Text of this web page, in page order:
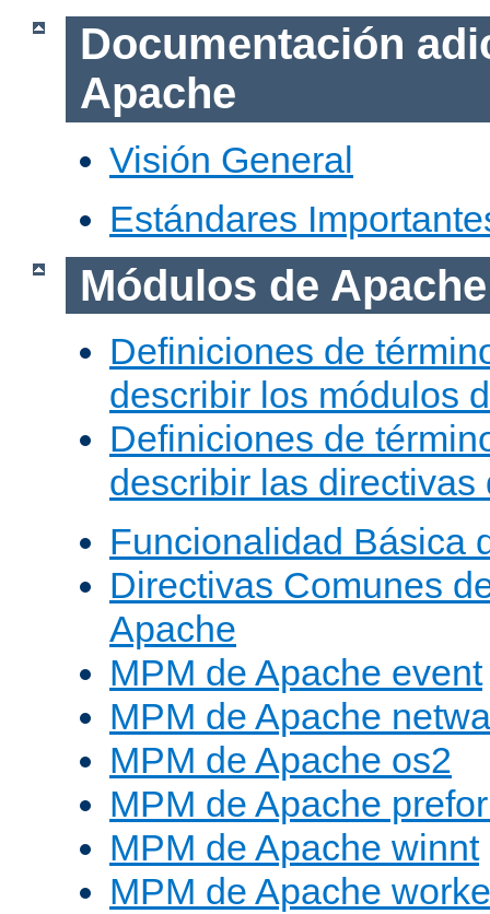
Documentación
Apache
Visión General
Estándares
Módulos de Apache
Definiciones de
describir los módulos
Definiciones de
describir las directivas
Funcionalidad Básica
Directivas Comunes
Apache
MPM de Apache event
MPM de Apache
MPM de Apache os2
MPM de Apache
MPM de Apache winnt
MPM de Apache